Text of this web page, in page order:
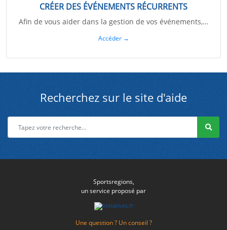
CRÉER DES ÉVÉNEMENTS RÉCURRENTS
Afin de vous aider dans la gestion de vos événements,…
Accéder →
Recherchez sur le site d'aide
Sportsregions,
un service proposé par
Une question ? Un conseil ?